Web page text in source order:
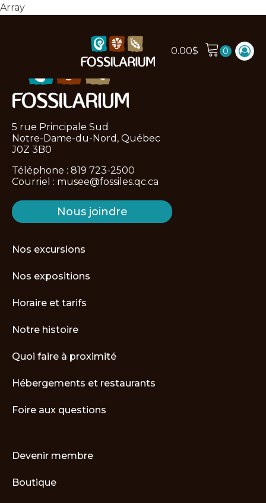
0.00$
Array
5 rue Principale Sud
Notre-Dame-du-Nord, Québec
J0Z 3B0
Téléphone : 819 723-2500
Courriel : musee@fossiles.qc.ca
Nous joindre
Nos excursions
Nos expositions
Horaire et tarifs
Notre histoire
Quoi faire à proximité
Hébergements et restaurants
Foire aux questions
Devenir membre
Boutique